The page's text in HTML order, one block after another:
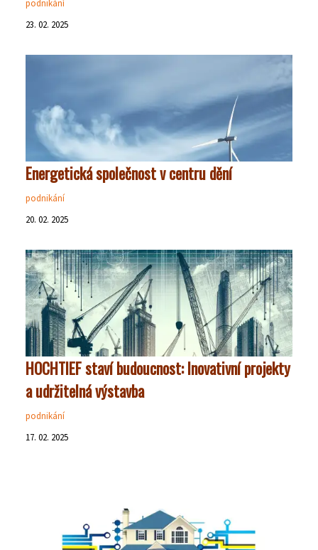
podnikání
23. 02. 2025
Energetická společnost v centru dění
podnikání
20. 02. 2025
HOCHTIEF staví budoucnost: Inovativní projekty
a udržitelná výstavba
podnikání
17. 02. 2025